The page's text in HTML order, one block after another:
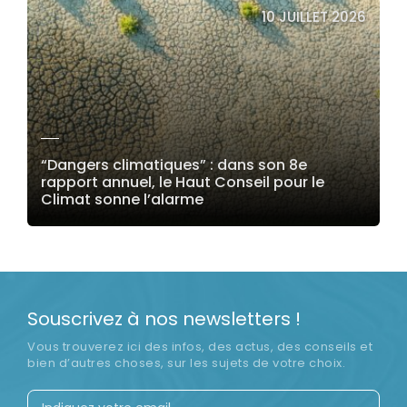
10 JUILLET 2026
“Dangers climatiques” : dans son 8e
rapport annuel, le Haut Conseil pour le
Climat sonne l’alarme
Souscrivez à nos newsletters !
Vous trouverez ici des infos, des actus, des conseils et
bien d’autres choses, sur les sujets de votre choix.